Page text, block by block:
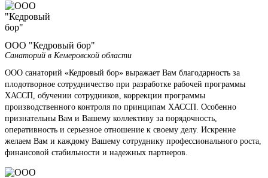
ООО "Кедровый бор"
Санаторий в Кемеровской области
ООО санаторий «Кедровый бор» выражает Вам благодарность за
плодотворное сотрудничество при разработке рабочей программы
ХАССП, обучении сотрудников, коррекции программы
производственного контроля по принципам ХАССП. Особенно
признательны Вам и Вашему коллективу за порядочность,
оперативность и серьезное отношение к своему делу. Искренне
желаем Вам и каждому Вашему сотруднику профессионального роста,
финансовой стабильности и надежных партнеров.